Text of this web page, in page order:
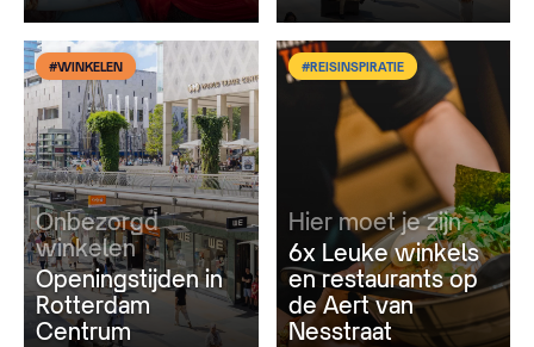
#WINKELEN
Onbezorgd
winkelen
Openingstijden in
Rotterdam
Centrum
#REISINSPIRATIE
Hier moet je zijn
6x Leuke winkels
en restaurants op
de Aert van
Nesstraat